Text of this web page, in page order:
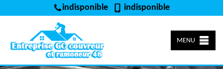
indisponible indisponible
MENU